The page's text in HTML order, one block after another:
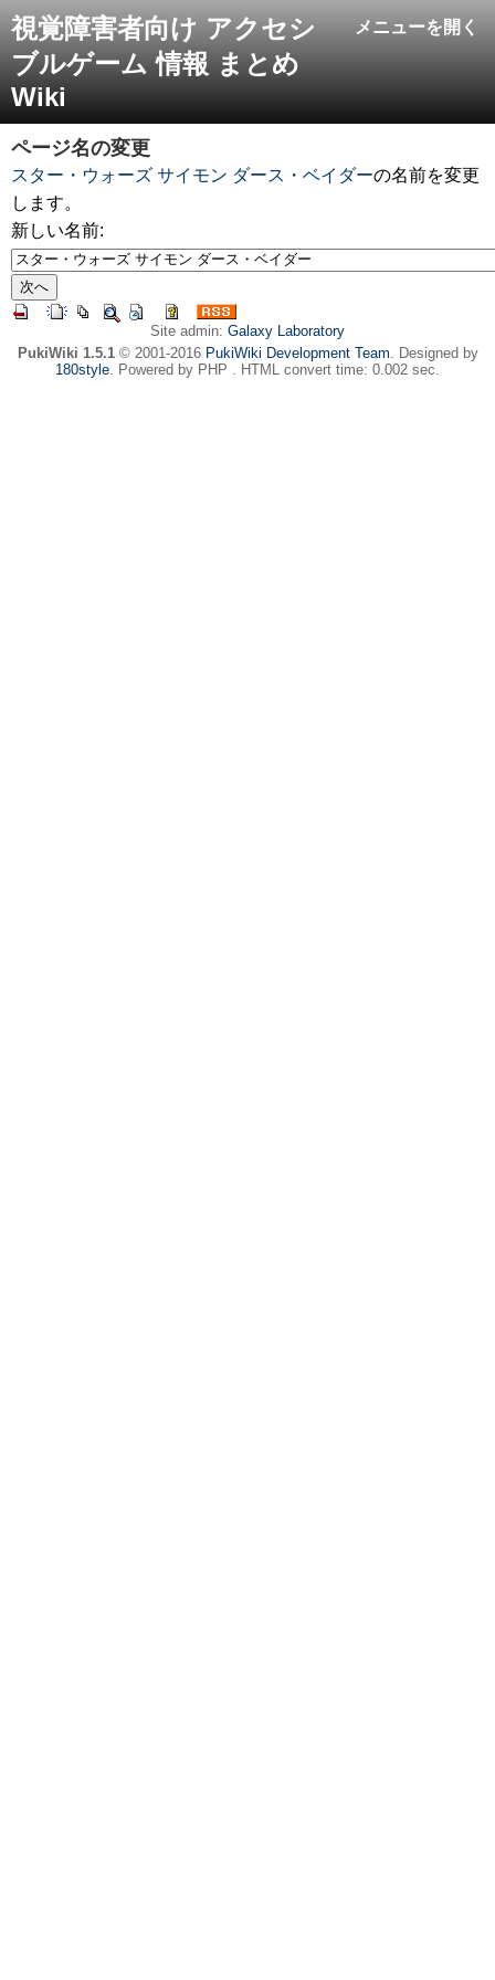
メニューを開く
視覚障害者向け アクセシ
ブルゲーム 情報 まとめ
Wiki
ページ名の変更
スター・ウォーズ サイモン ダース・ベイダーの名前を変更
します。
新しい名前:
Site admin: Galaxy Laboratory
PukiWiki 1.5.1© 2001-2016 PukiWiki Development Team. Designed by
180style. Powered by PHP . HTML convert time: 0.002 sec.